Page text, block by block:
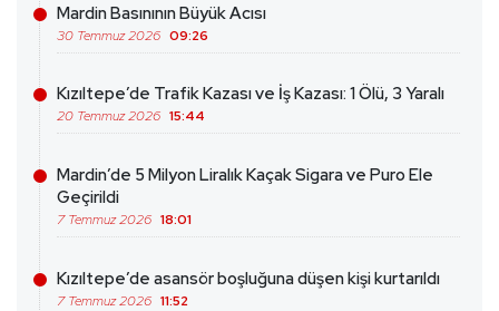
Mardin Basınının Büyük Acısı
30 Temmuz 2026 09:26
Kızıltepe’de Trafik Kazası ve İş Kazası: 1 Ölü, 3 Yaralı
20 Temmuz 2026 15:44
Mardin’de 5 Milyon Liralık Kaçak Sigara ve Puro Ele
Geçirildi
7 Temmuz 2026 18:01
Kızıltepe’de asansör boşluğuna düşen kişi kurtarıldı
7 Temmuz 2026 11:52